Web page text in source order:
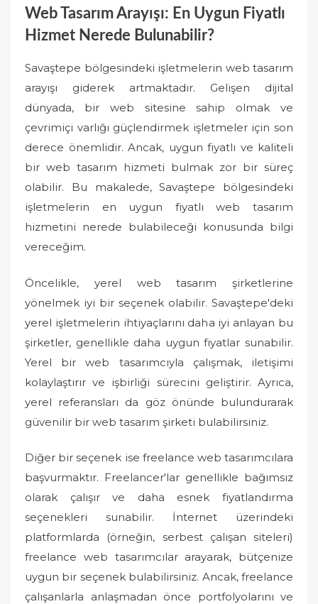
Web Tasarım Arayışı: En Uygun Fiyatlı
Hizmet Nerede Bulunabilir?
Savaştepe bölgesindeki işletmelerin web tasarım
arayışı giderek artmaktadır. Gelişen dijital
dünyada, bir web sitesine sahip olmak ve
çevrimiçi varlığı güçlendirmek işletmeler için son
derece önemlidir. Ancak, uygun fiyatlı ve kaliteli
bir web tasarım hizmeti bulmak zor bir süreç
olabilir. Bu makalede, Savaştepe bölgesindeki
işletmelerin en uygun fiyatlı web tasarım
hizmetini nerede bulabileceği konusunda bilgi
vereceğim.
Öncelikle, yerel web tasarım şirketlerine
yönelmek iyi bir seçenek olabilir. Savaştepe'deki
yerel işletmelerin ihtiyaçlarını daha iyi anlayan bu
şirketler, genellikle daha uygun fiyatlar sunabilir.
Yerel bir web tasarımcıyla çalışmak, iletişimi
kolaylaştırır ve işbirliği sürecini geliştirir. Ayrıca,
yerel referansları da göz önünde bulundurarak
güvenilir bir web tasarım şirketi bulabilirsiniz.
Diğer bir seçenek ise freelance web tasarımcılara
başvurmaktır. Freelancer'lar genellikle bağımsız
olarak çalışır ve daha esnek fiyatlandırma
seçenekleri sunabilir. İnternet üzerindeki
platformlarda (örneğin, serbest çalışan siteleri)
freelance web tasarımcılar arayarak, bütçenize
uygun bir seçenek bulabilirsiniz. Ancak, freelance
çalışanlarla anlaşmadan önce portfolyolarını ve